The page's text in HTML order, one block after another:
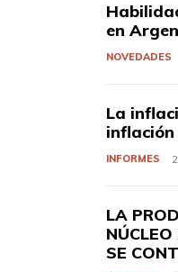
en
NOVEDADES
La
INFORMES
LA
SE